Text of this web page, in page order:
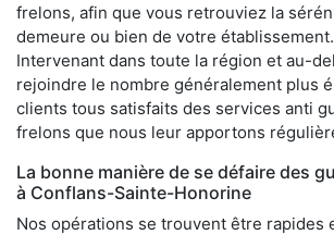
frelons, afin que vous retrouviez la
demeure ou bien de votre établissement.
Intervenant dans toute la région et au-
rejoindre le nombre généralement plus
clients tous satisfaits des services anti
frelons que nous leur apportons
La bonne manière de se défaire des
à Conflans-Sainte-Honorine
Nos opérations se trouvent être rapides